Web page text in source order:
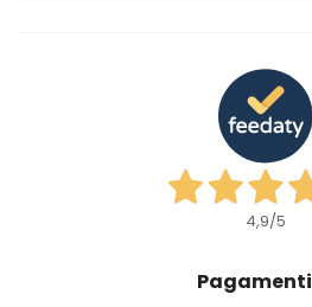
4,9/5
Pagamenti